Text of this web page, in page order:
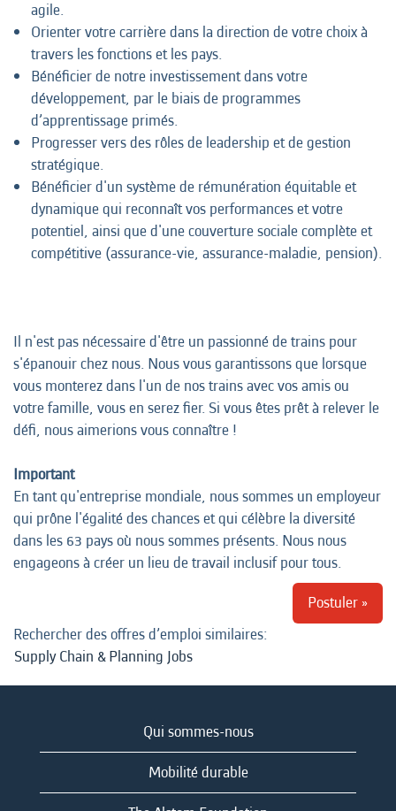
agile.
Orienter votre carrière dans la direction de votre choix à
travers les fonctions et les pays.
Bénéficier de notre investissement dans votre
développement, par le biais de programmes
d’apprentissage primés.
Progresser vers des rôles de leadership et de gestion
stratégique.
Bénéficier d'un système de rémunération équitable et
dynamique qui reconnaît vos performances et votre
potentiel, ainsi que d'une couverture sociale complète et
compétitive (assurance-vie, assurance-maladie, pension).
Il n'est pas nécessaire d'être un passionné de trains pour
s'épanouir chez nous. Nous vous garantissons que lorsque
vous monterez dans l'un de nos trains avec vos amis ou
votre famille, vous en serez fier. Si vous êtes prêt à relever le
défi, nous aimerions vous connaître !
Important
En tant qu'entreprise mondiale, nous sommes un employeur
qui prône l'égalité des chances et qui célèbre la diversité
dans les 63 pays où nous sommes présents. Nous nous
engageons à créer un lieu de travail inclusif pour tous.
Postuler »
Rechercher des offres d’emploi similaires:
Supply Chain & Planning Jobs
Qui sommes-nous
Mobilité durable